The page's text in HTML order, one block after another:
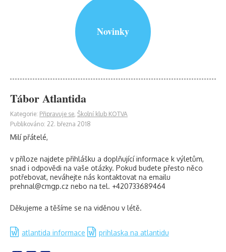
Novinky
Tábor Atlantida
Kategorie: Připravuje se, Školní klub KOTVA
Publikováno: 22. března 2018
Milí přátelé,
v příloze najdete přihlášku a doplňující informace k výletům,
snad i odpovědi na vaše otázky. Pokud budete přesto něco
potřebovat, neváhejte nás kontaktovat na emailu
prehnal@cmgp.cz nebo na tel. +420733689464
Děkujeme a těšíme se na viděnou v létě.
atlantida informace prihlaska na atlantidu